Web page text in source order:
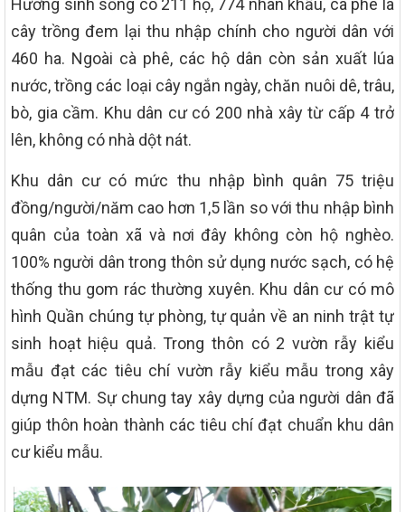
Hương sinh sống có 211 hộ, 774 nhân khẩu, cà phê là
cây trồng đem lại thu nhập chính cho người dân với
460 ha. Ngoài cà phê, các hộ dân còn sản xuất lúa
nước, trồng các loại cây ngắn ngày, chăn nuôi dê, trâu,
bò, gia cầm. Khu dân cư có 200 nhà xây từ cấp 4 trở
lên, không có nhà dột nát.
Khu dân cư có mức thu nhập bình quân 75 triệu
đồng/người/năm cao hơn 1,5 lần so với thu nhập bình
quân của toàn xã và nơi đây không còn hộ nghèo.
100% người dân trong thôn sử dụng nước sạch, có hệ
thống thu gom rác thường xuyên. Khu dân cư có mô
hình Quần chúng tự phòng, tự quản về an ninh trật tự
sinh hoạt hiệu quả. Trong thôn có 2 vườn rẫy kiểu
mẫu đạt các tiêu chí vườn rẫy kiểu mẫu trong xây
dựng NTM. Sự chung tay xây dựng của người dân đã
giúp thôn hoàn thành các tiêu chí đạt chuẩn khu dân
cư kiểu mẫu.